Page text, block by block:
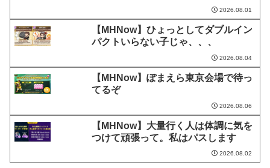
2026.08.01
【MHNow】ひょっとしてダブルイン
パクトいらない子じゃ、、、
2026.08.04
【MHNow】ぽまえら東京会場で待っ
てるぞ
2026.08.06
【MHNow】大量行く人は体調に気を
つけて頑張って。私はパスします
2026.08.02